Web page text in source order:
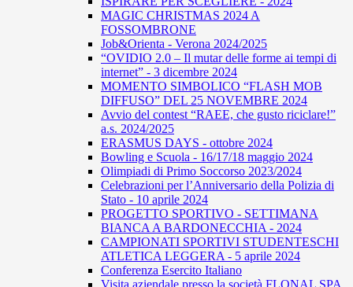
MAGIC CHRISTMAS 2024 A
FOSSOMBRONE
Job&Orienta - Verona 2024/2025
“OVIDIO 2.0 – Il mutar delle forme ai tempi di
internet” - 3 dicembre 2024
MOMENTO SIMBOLICO “FLASH MOB
DIFFUSO” DEL 25 NOVEMBRE 2024
Avvio del contest “RAEE, che gusto riciclare!”
a.s. 2024/2025
ERASMUS DAYS - ottobre 2024
Bowling e Scuola - 16/17/18 maggio 2024
Olimpiadi di Primo Soccorso 2023/2024
Celebrazioni per l’Anniversario della Polizia di
Stato - 10 aprile 2024
PROGETTO SPORTIVO - SETTIMANA
BIANCA A BARDONECCHIA - 2024
CAMPIONATI SPORTIVI STUDENTESCHI
ATLETICA LEGGERA - 5 aprile 2024
Conferenza Esercito Italiano